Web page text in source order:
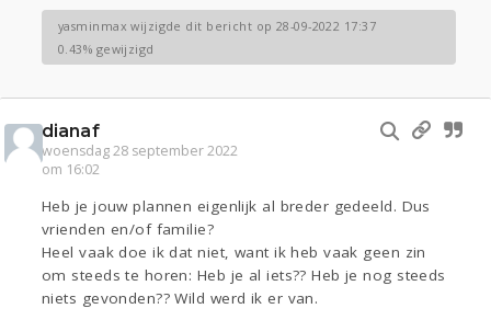
yasminmax wijzigde dit bericht op 28-09-2022 17:37
0.43% gewijzigd
dianaf
woensdag 28 september 2022
om 16:02
Heb je jouw plannen eigenlijk al breder gedeeld. Dus
vrienden en/of familie?
Heel vaak doe ik dat niet, want ik heb vaak geen zin
om steeds te horen: Heb je al iets?? Heb je nog steeds
niets gevonden?? Wild werd ik er van.